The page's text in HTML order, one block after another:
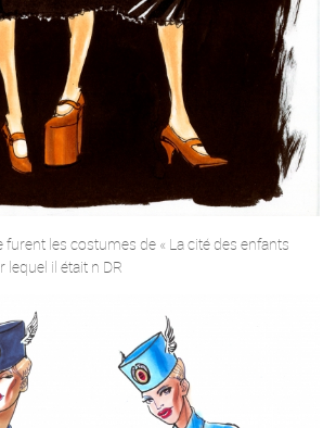
furent les costumes de « La cité des enfants
il était n DR